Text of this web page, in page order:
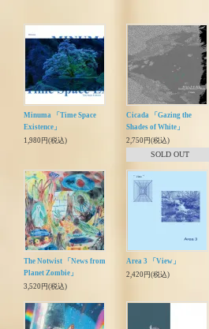
Minuma 「Time Space
Existence」
1,980円(税込)
Cicada 「Gazing the
Shades of White」
2,750円(税込)
SOLD OUT
The Notwist 「News from
Planet Zombie」
3,520円(税込)
Area 3 「View」
2,420円(税込)